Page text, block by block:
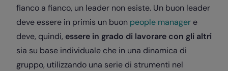
fianco a fianco, un leader non esiste. Un buon leader
deve essere in primis un buon people manager e
deve, quindi, essere in grado di lavorare con gli altri
sia su base individuale che in una dinamica di
gruppo, utilizzando una serie di strumenti nel